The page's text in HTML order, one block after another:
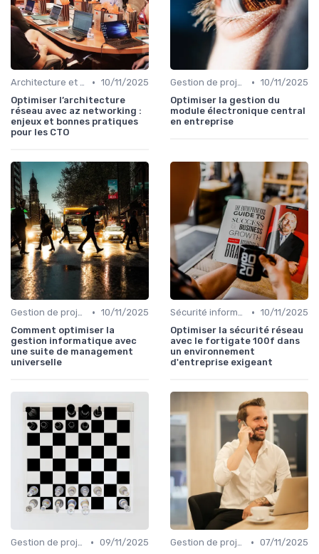
Architecture et infrastructure • 10/11/2025
Optimiser l’architecture
réseau avec az networking :
enjeux et bonnes pratiques
pour les CTO
Gestion de projet • 10/11/2025
Optimiser la gestion du
module électronique central
en entreprise
Gestion de projet • 10/11/2025
Comment optimiser la
gestion informatique avec
une suite de management
universelle
Sécurité informatique • 10/11/2025
Optimiser la sécurité réseau
avec le fortigate 100f dans
un environnement
d'entreprise exigeant
Gestion de projet • 09/11/2025
Gestion de projet • 07/11/2025